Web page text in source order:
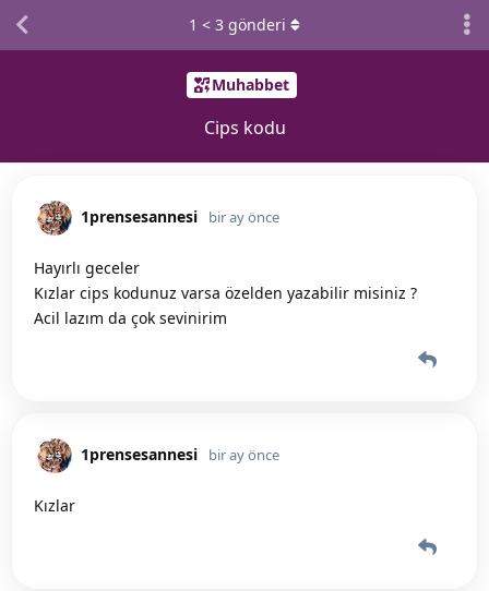
Muhabbet
Cips kodu
1 < 3 gönderi
1prensesannesi bir ay önce
Hayırlı geceler
Kızlar cips kodunuz varsa özelden yazabilir misiniz ?
Acil lazım da çok sevinirim
1prensesannesi bir ay önce
Kızlar